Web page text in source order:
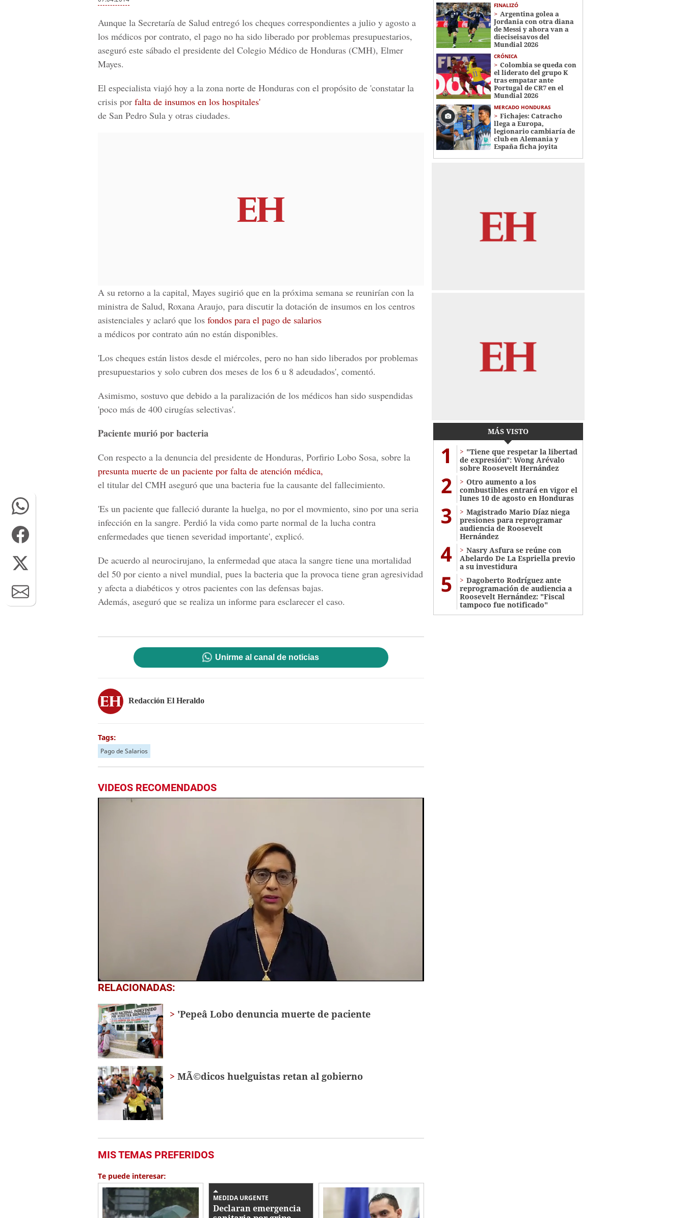
Aunque la Secretaría de Salud entregó los cheques correspondientes a julio y agosto a
los médicos por contrato, el pago no ha sido liberado por problemas presupuestarios,
aseguró este sábado el presidente del Colegio Médico de Honduras (CMH), Elmer
Mayes.
El especialista viajó hoy a la zona norte de Honduras con el propósito de 'constatar la
crisis por falta de insumos en los hospitales'
de San Pedro Sula y otras ciudades.
A su retorno a la capital, Mayes sugirió que en la próxima semana se reunirían con la
ministra de Salud, Roxana Araujo, para discutir la dotación de insumos en los centros
asistenciales y aclaró que los fondos para el pago de salarios
a médicos por contrato aún no están disponibles.
'Los cheques están listos desde el miércoles, pero no han sido liberados por problemas
presupuestarios y solo cubren dos meses de los 6 u 8 adeudados', comentó.
Asimismo, sostuvo que debido a la paralización de los médicos han sido suspendidas
'poco más de 400 cirugías selectivas'.
Paciente murió por bacteria
Con respecto a la denuncia del presidente de Honduras, Porfirio Lobo Sosa, sobre la
presunta muerte de un paciente por falta de atención médica,
el titular del CMH aseguró que una bacteria fue la causante del fallecimiento.
'Es un paciente que falleció durante la huelga, no por el movmiento, sino por una seria
infección en la sangre. Perdió la vida como parte normal de la lucha contra
enfermedades que tienen severidad importante', explicó.
De acuerdo al neurocirujano, la enfermedad que ataca la sangre tiene una mortalidad
del 50 por ciento a nivel mundial, pues la bacteria que la provoca tiene gran agresividad
y afecta a diabéticos y otros pacientes con las defensas bajas.
Además, aseguró que se realiza un informe para esclarecer el caso.
Unirme al canal de noticias
Redacción El Heraldo
Tags:
Pago de Salarios
VIDEOS RECOMENDADOS
0
seconds
39
secondsVolume
0%
RELACIONADAS:
'Pepeâ Lobo denuncia muerte de paciente
MÃ©dicos huelguistas retan al gobierno
MIS TEMAS PREFERIDOS
Te puede interesar:
MEDIDA URGENTE
Declaran emergencia
FINALIZÓ
Argentina golea a
Jordania con otra diana
de Messi y ahora van a
dieciseisavos del
Mundial 2026
CRÓNICA
Colombia se queda con
el liderato del grupo K
tras empatar ante
Portugal de CR7 en el
Mundial 2026
MERCADO HONDURAS
Fichajes: Catracho
llega a Europa,
legionario cambiaría de
club en Alemania y
España ficha joyita
MÁS VISTO
1
"Tiene que respetar la libertad
de expresión": Wong Arévalo
sobre Roosevelt Hernández
2
Otro aumento a los
combustibles entrará en vigor el
lunes 10 de agosto en Honduras
3
Magistrado Mario Díaz niega
presiones para reprogramar
audiencia de Roosevelt
Hernández
4
Nasry Asfura se reúne con
Abelardo De La Espriella previo
a su investidura
5
Dagoberto Rodríguez ante
reprogramación de audiencia a
Roosevelt Hernández: "Fiscal
tampoco fue notificado"